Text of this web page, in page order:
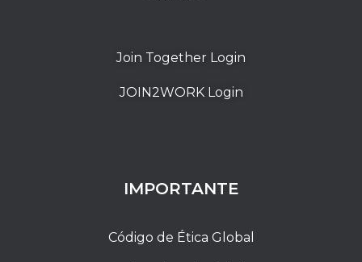
Join Together Login
JOIN2WORK Login
IMPORTANTE
Código de Ética Global